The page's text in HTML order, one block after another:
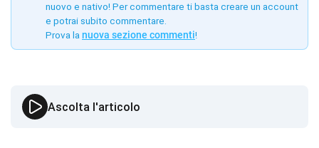
nuovo e nativo! Per commentare ti basta creare un account
e potrai subito commentare.
Prova la nuova sezione commenti!
Ascolta l'articolo